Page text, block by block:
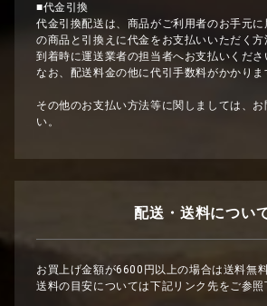
■代金引換
代金引換配送は、商品がご利用者のお手元
の商品と引換えに代金をお支払いいただく
到着時に運送業者の担当者へお支払いくださ
なお、配送料金の他に代引手数料がかかりま
その他のお支払い方法等に関しましては、お
い。
配送・送料につい
お買上げ金額が6600円以上の場合は送料無
送料の目安については下記リンク先をご参照